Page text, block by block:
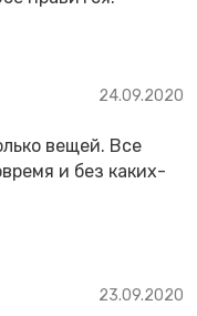
24.09.2020
вещей. Все
и без каких-
23.09.2020